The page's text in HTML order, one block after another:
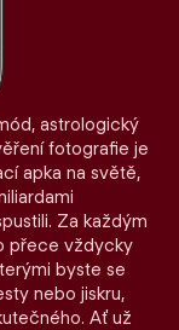
astrologický
fotografie je
apka na světě,
Za každým
přece vždycky
byste se
nebo jiskru,
Ať už